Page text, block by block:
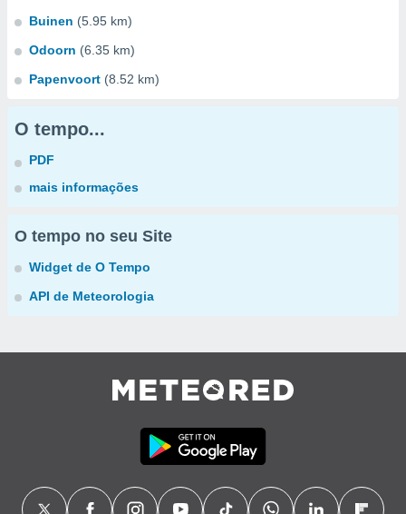
Buinen (5.95 km)
Odoorn (6.35 km)
Papenvoort (8.52 km)
O tempo...
PDF
mais informações
O tempo no seu Site
Widget de O Tempo
API de Meteorologia